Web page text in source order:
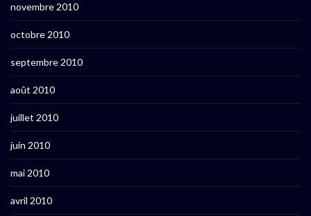
novembre 2010
octobre 2010
septembre 2010
août 2010
juillet 2010
juin 2010
mai 2010
avril 2010